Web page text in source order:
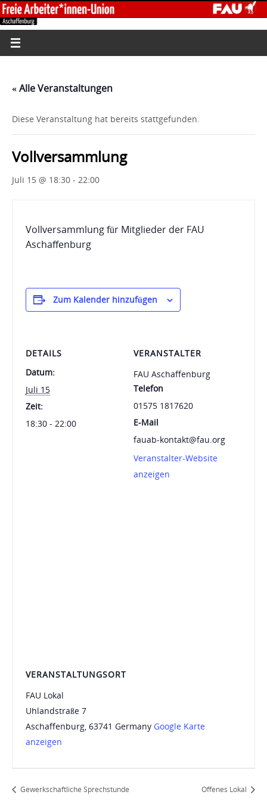
« Alle Veranstaltungen
Diese Veranstaltung hat bereits stattgefunden.
Vollversammlung
Juli 15 @ 18:30 - 22:00
Vollversammlung für Mitglieder der FAU
Aschaffenburg
Zum Kalender hinzufügen
DETAILS
Datum:
Juli 15
Zeit:
18:30 - 22:00
VERANSTALTER
FAU Aschaffenburg
Telefon
01575 1817620
E-Mail
fauab-kontakt@fau.org
Veranstalter-Website
anzeigen
VERANSTALTUNGSORT
FAU Lokal
Uhlandstraße 7
Aschaffenburg, 63741 Germany Google Karte
anzeigen
Gewerkschaftliche Sprechstunde Offenes Lokal